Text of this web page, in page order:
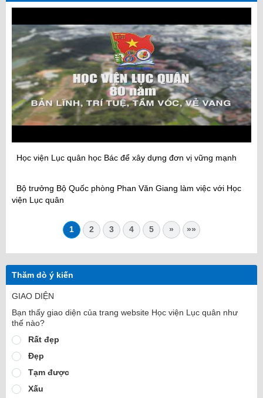
Học viện Lục quân học Bác để xây dựng đơn vị vững mạnh
Bộ trưởng Bộ Quốc phòng Phan Văn Giang làm việc với Học
viện Lục quân
1 2 3 4 5 » »»
Thăm dò ý kiến
GIAO DIỆN
Bạn thấy giao diện của trang website Học viện Lục quân như
thế nào?
Rất đẹp
Đẹp
Tạm được
Xấu